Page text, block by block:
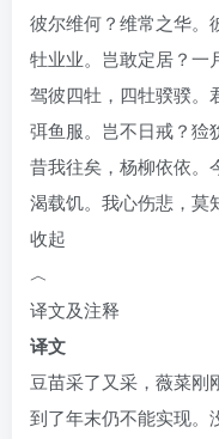
彼尔维何？维常之华。
牡业业。岂敢定居？一
驾彼四牡，四牡骙骙。
弭鱼服。岂不日戒？猃
昔我往矣，杨柳依依。
渴载饥。我心伤悲，莫
收起
︿
译文及注释
译文
豆苗采了又采，薇菜刚
到了年末仍不能实现。